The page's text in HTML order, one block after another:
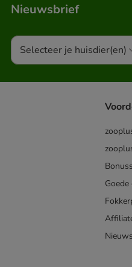
Nieuwsbrief
Selecteer je huisdier(en)
Goede